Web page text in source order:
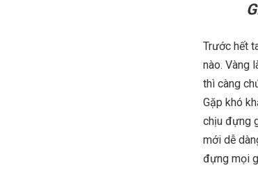
Trước hết
nào. Vàng
thì càng
Gặp khó
chịu đựng
mới dễ
đựng mọi